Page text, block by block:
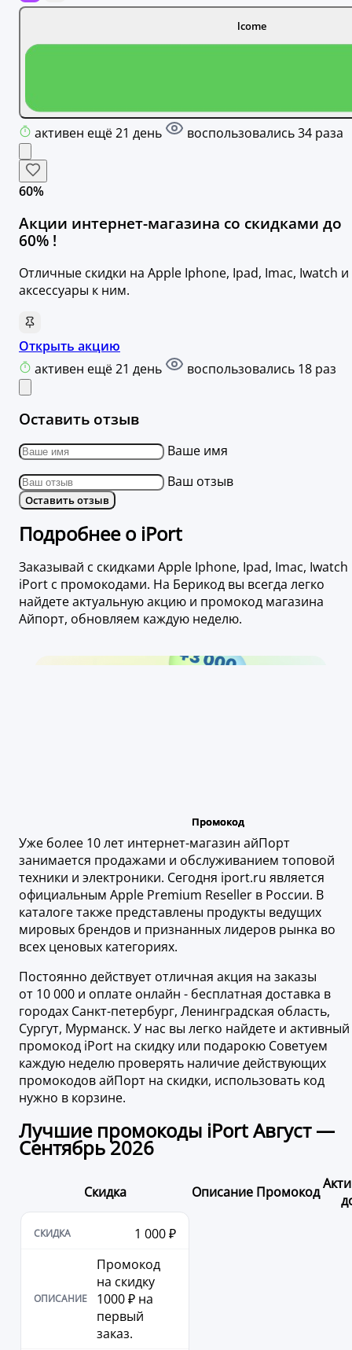
lcome
активен ещё 21 день воспользовались 34 раза
60%
Акции интернет-магазина со скидками до
60% !
Отличные скидки на Apple Iphone, Ipad, Imac, Iwatch и
аксессуары к ним.
Открыть акцию
активен ещё 21 день
воспользовались 18 раз
Оставить отзыв
Ваше имя
Ваш отзыв
Оставить отзыв
Подробнее о iPort
Заказывай с скидками Apple Iphone, Ipad, Imac, Iwatch
iPort с промокодами. На Берикод вы всегда легко
найдете актуальную акцию и промокод магазина
Айпорт, обновляем каждую неделю.
Уже более 10 лет интернет-магазин айПорт
занимается продажами и обслуживанием топовой
техники и электроники. Сегодня iport.ru является
официальным Apple Premium Reseller в России. В
каталоге также представлены продукты ведущих
мировых брендов и признанных лидеров рынка во
всех ценовых категориях.
Постоянно действует отличная акция на заказы
от 10 000 и оплате онлайн - бесплатная доставка в
городах Санкт-петербург, Ленинградская область,
Сургут, Мурманск. У нас вы легко найдете и активный
промокод iPort на скидку или подарокю Советуем
каждую неделю проверять наличие действующих
промокодов айПорт на скидки, использовать код
нужно в корзине.
Лучшие промокоды iPort Август —
Сентябрь 2026
Скидка Описание Промокод
1 000 ₽
Промокод
на скидку
1000 ₽ на
первый
заказ.